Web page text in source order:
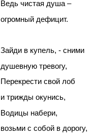
Ведь чистая душа –
огромный дефицит.
Зайди в купель, - сними
душевную тревогу,
Перекрести свой лоб
и трижды окунись,
Водицы набери,
возьми с собой в дорогу,